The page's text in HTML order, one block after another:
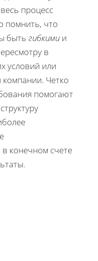
процесс
помнить, что
быть гибкими и
в
условий или
компании. Четко
помогают
конечном счете